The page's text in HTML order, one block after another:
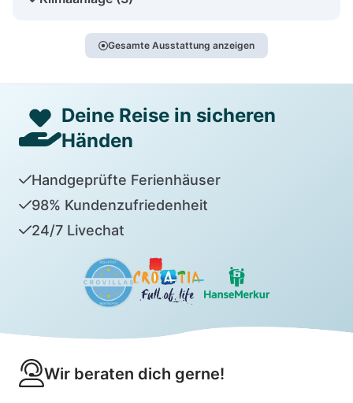
Gesamte Ausstattung anzeigen
Deine Reise in sicheren
Händen
Handgeprüfte Ferienhäuser
98% Kundenzufriedenheit
24/7 Livechat
Wir beraten dich gerne!